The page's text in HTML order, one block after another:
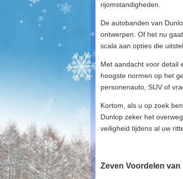
rijomstandigheden.
De autobanden van
ontwerpen. Of het nu
scala aan opties die
Met aandacht voor detail
hoogste normen op het
personenauto, SUV of
Kortom, als u op zoek
Dunlop zeker het
veiligheid tijdens al uw
Zeven Voordelen